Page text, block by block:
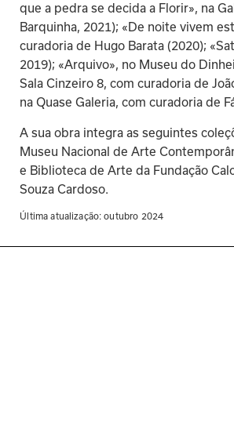
que a pedra se decida a Florir», na
Barquinha, 2021); «De noite vivem
curadoria de Hugo Barata (2020);
2019); «Arquivo», no Museu do
Sala Cinzeiro 8, com curadoria de
na Quase Galeria, com curadoria de
A sua obra integra as seguintes
Museu Nacional de Arte
e Biblioteca de Arte da Fundação
Souza Cardoso.
Última atualização: outubro 2024